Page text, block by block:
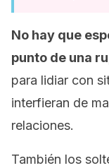
No hay que
punto de una
para lidiar con
interfieran de
relaciones.
También los